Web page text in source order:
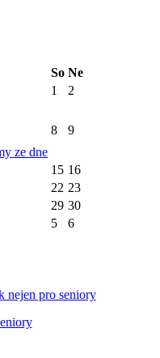
So Ne
1 2
ze dne
8 9
15 16
22 23
29 30
5 6
nejen pro seniory